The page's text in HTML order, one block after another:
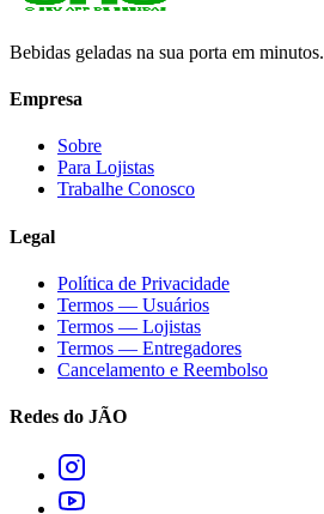
Bebidas geladas na sua porta em minutos.
Empresa
Sobre
Para Lojistas
Trabalhe Conosco
Legal
Política de Privacidade
Termos — Usuários
Termos — Lojistas
Termos — Entregadores
Cancelamento e Reembolso
Redes do JÃO